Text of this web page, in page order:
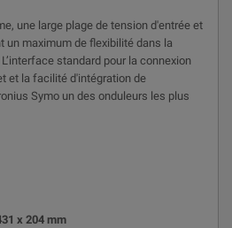
une large plage de tension d'entrée et
un maximum de flexibilité dans la
standard pour la connexion
et la facilité d'intégration de
Symo un des onduleurs les plus
x 204 mm